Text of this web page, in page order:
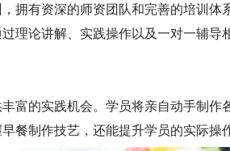
有资深的师资团队和完善的培训体
理论讲解、实践操作以及一对一辅
的实践机会。学员将亲自动手制作
餐制作技艺，还能提升学员的实际操